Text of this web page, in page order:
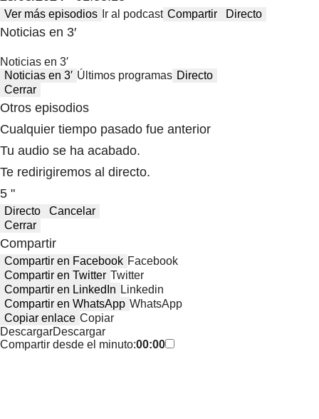
Ver más episodios Ir al podcast Compartir Directo
Noticias en 3′
Noticias en 3′
Noticias en 3′ Últimos programas Directo
Cerrar
Otros episodios
Cualquier tiempo pasado fue anterior
Tu audio se ha acabado.
Te redirigiremos al directo.
5 "
Directo
Cancelar
Cerrar
Compartir
Compartir en Facebook Facebook
Compartir en Twitter Twitter
Compartir en LinkedIn Linkedin
Compartir en WhatsApp WhatsApp
Copiar enlace Copiar
DescargarDescargar
Compartir desde el minuto:00:00